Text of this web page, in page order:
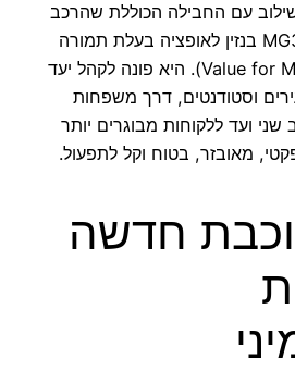
עם החבילה הכוללת שהרכב
מציע, הופכים את ה-MG3 בנזין לאופציה בעלת תמורה
גבוהה במיוחד (Value for Money). היא פונה לקהל יעד
וסטודנטים, דרך משפחות
ועד ללקוחות מבוגרים יותר
מאובזר, בטוח וקל לתפעול.
חדשה